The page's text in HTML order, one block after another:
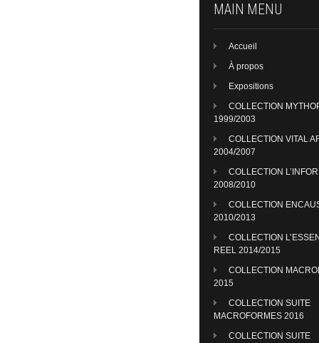
MAIN MENU
Accueil
À propos
Expositions
COLLECTION
1999/2003
COLLECTION VITAL
2004/2007
COLLECTION
2008/2010
COLLECTION
2010/2013
COLLECTION
REEL 2014/2015
COLLECTION
2015
COLLECTION SUITE
MACROFORMES 2016
COLLECTION SUITE